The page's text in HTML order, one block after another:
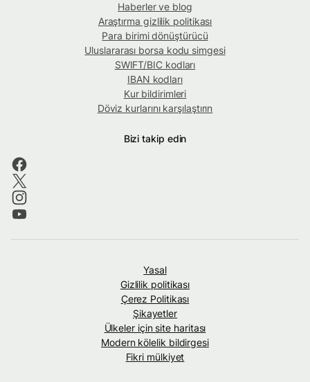
Haberler ve blog
Araştırma gizlilik politikası
Para birimi dönüştürücü
Uluslararası borsa kodu simgesi
SWIFT/BIC kodları
IBAN kodları
Kur bildirimleri
Döviz kurlarını karşılaştırın
Bizi takip edin
Yasal
Gizlilik politikası
Çerez Politikası
Şikayetler
Ülkeler için site haritası
Modern kölelik bildirgesi
Fikri mülkiyet